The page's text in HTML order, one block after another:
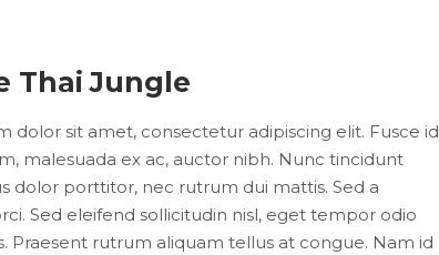
Thai Jungle
dolor sit amet, consectetur adipiscing elit. Fusce id
malesuada ex ac, auctor nibh. Nunc tincidunt
dolor porttitor, nec rutrum dui mattis. Sed a
Sed eleifend sollicitudin nisl, eget tempor odio
Praesent rutrum aliquam tellus at congue. Nam id